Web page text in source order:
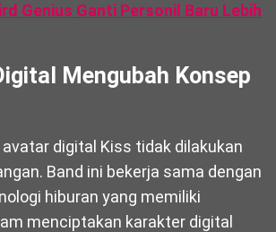
Genius Ganti Personil Baru Lebih
Mengubah Konsep
digital Kiss tidak dilakukan
Band ini bekerja sama dengan
hiburan yang memiliki
menciptakan karakter digital